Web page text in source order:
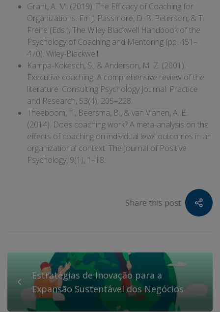
Grant, A. M. (2019). The Efficacy of Coaching for
Organizations. Em J. Passmore, D. B. Peterson, & T.
Freire (Eds.), The Wiley Blackwell Handbook of the
Psychology of Coaching and Mentoring (pp. 451–
470). Wiley-Blackwell.
Kampa-Kokesch, S., & Anderson, M. Z. (2001).
Executive coaching: A comprehensive review of the
literature. Consulting Psychology Journal: Practice
and Research, 53(4), 205–228.
Theeboom, T., Beersma, B., & van Vianen, A. E.
(2014). Does coaching work? A meta-analysis on the
effects of coaching on individual level outcomes in an
organizational context. The Journal of Positive
Psychology, 9(1), 1–18.
Share this post
Estratégias de Inovação para a
Expansão Sustentável dos Negócios